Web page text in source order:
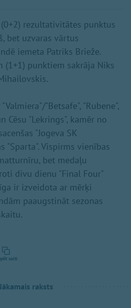
rezultativitātes punktus
bet uzvaras vārtus
iemeta Patriks Brieže.
(1+1) punktiem sakrāja Niks
"Betsafe", "Rubene",
Cēsu "Lekrings", kamēr no
"Jogeva SK
"Sparta". Vispirms vienības
bet medaļu
divu dienu "Final Four"
ir izveidota ar mērķi
paaugstināt sezonas
saiti
raksts